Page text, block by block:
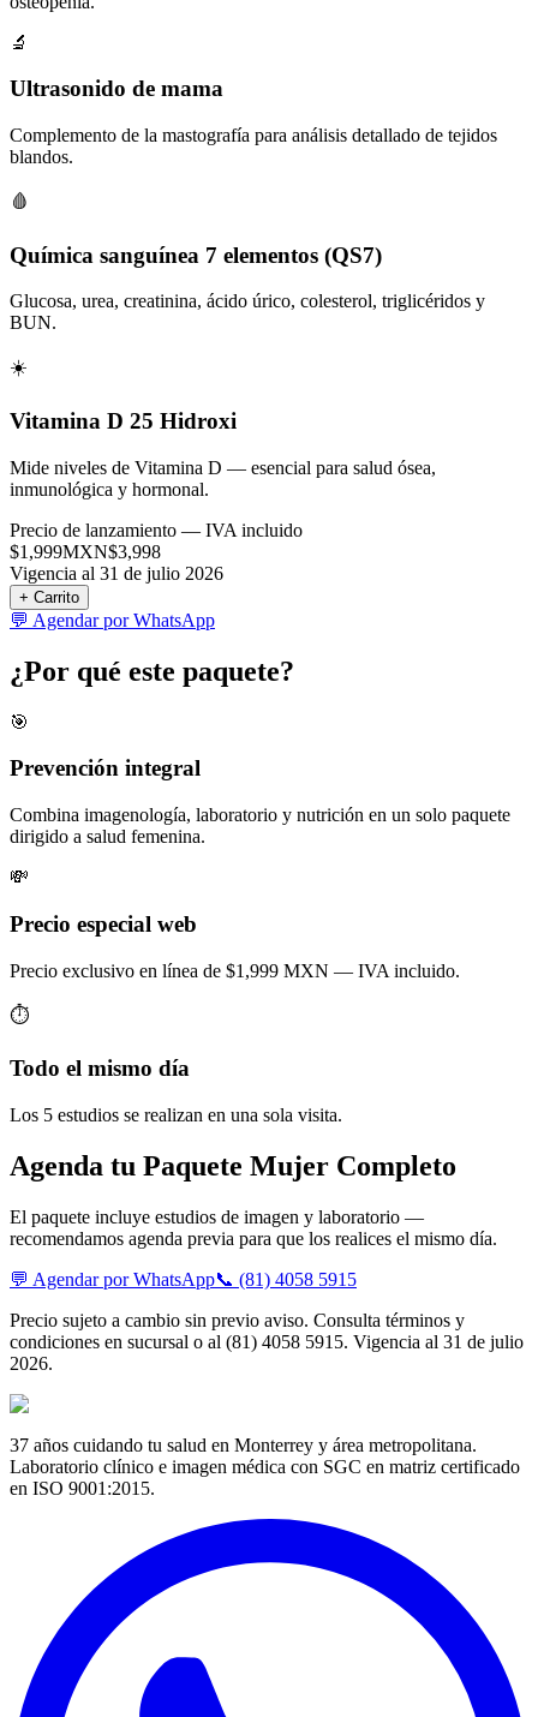
🔬
Ultrasonido de mama
Complemento de la mastografía para análisis detallado de tejidos
blandos.
🩸
Química sanguínea 7 elementos (QS7)
Glucosa, urea, creatinina, ácido úrico, colesterol, triglicéridos y
BUN.
☀️
Vitamina D 25 Hidroxi
Mide niveles de Vitamina D — esencial para salud ósea,
inmunológica y hormonal.
Precio de lanzamiento — IVA incluido
$1,999MXN$3,998
Vigencia al 31 de julio 2026
+ Carrito
💬 Agendar por WhatsApp
¿Por qué este paquete?
🎯
Prevención integral
Combina imagenología, laboratorio y nutrición en un solo paquete
dirigido a salud femenina.
💸
Precio especial web
Precio exclusivo en línea de $1,999 MXN — IVA incluido.
⏱️
Todo el mismo día
Los 5 estudios se realizan en una sola visita.
Agenda tu Paquete Mujer Completo
El paquete incluye estudios de imagen y laboratorio —
recomendamos agenda previa para que los realices el mismo día.
💬 Agendar por WhatsApp📞 (81) 4058 5915
Precio sujeto a cambio sin previo aviso. Consulta términos y
condiciones en sucursal o al (81) 4058 5915. Vigencia al 31 de julio
2026.
37 años cuidando tu salud en Monterrey y área metropolitana.
Laboratorio clínico e imagen médica con SGC en matriz certificado
en ISO 9001:2015.